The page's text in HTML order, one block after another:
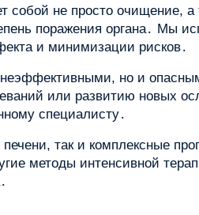
собой не просто очищение,
поражения органа․ Мы
и минимизации рисков․
неэффективными, но и
или развитию новых
специалисту․
так и комплексные
методы интенсивной